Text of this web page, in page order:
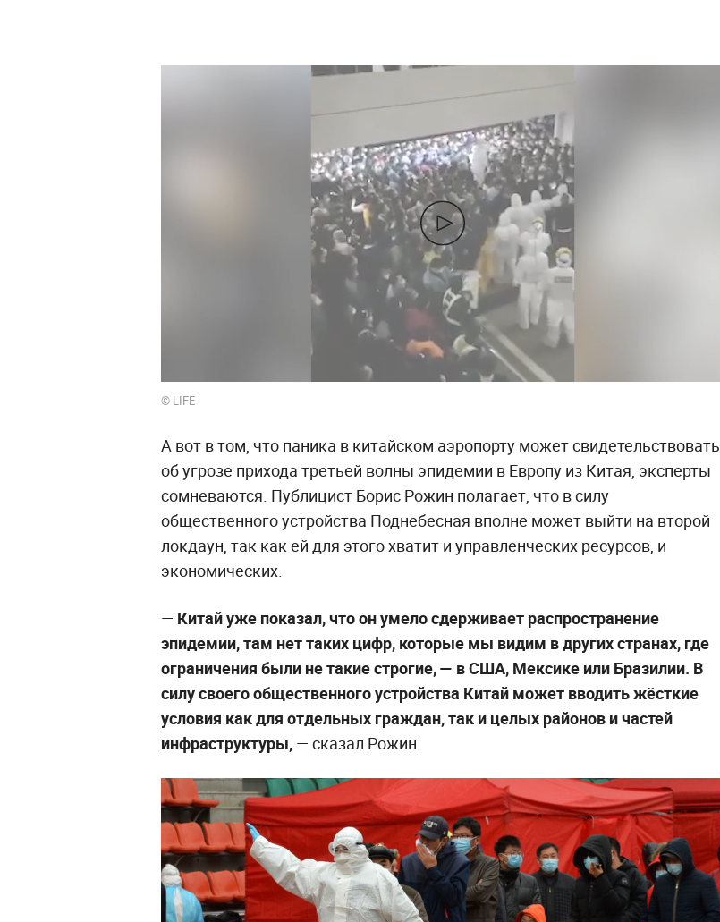
© LIFE
А вот в том, что паника в китайском аэропорту может свидетельствовать
об угрозе прихода третьей волны эпидемии в Европу из Китая, эксперты
сомневаются. Публицист Борис Рожин полагает, что в силу
общественного устройства Поднебесная вполне может выйти на второй
локдаун, так как ей для этого хватит и управленческих ресурсов, и
экономических.
— Китай уже показал, что он умело сдерживает распространение
эпидемии, там нет таких цифр, которые мы видим в других странах, где
ограничения были не такие строгие, — в США, Мексике или Бразилии. В
силу своего общественного устройства Китай может вводить жёсткие
условия как для отдельных граждан, так и целых районов и частей
инфраструктуры, — сказал Рожин.